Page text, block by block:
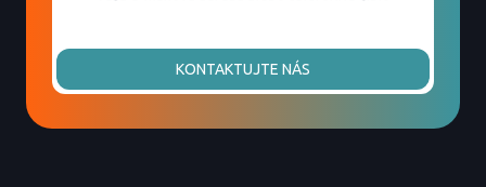
KONTAKTUJTE NÁS